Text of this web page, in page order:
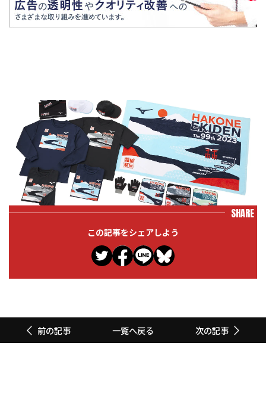
SHARE
この記事をシェアしよう
前の記事 一覧へ戻る 次の記事